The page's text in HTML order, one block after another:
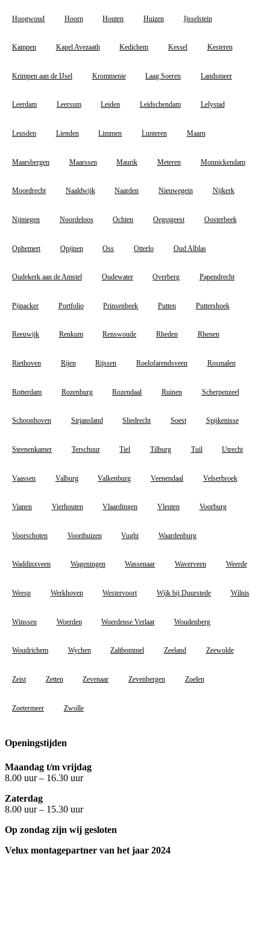
Hoogwoud Hoorn Houten Huizen Ijsselstein
Kampen Kapel Avezaath Kedichem Kessel Kesteren
Krimpen aan de IJsel Krommenie Laag Soeren Landsmeer
Leerdam Leersum Leiden Leidschendam Lelystad
Leusden Lienden Limmen Lunteren Maarn
Maarsbergen Maarssen Maurik Meteren Monnickendam
Moordrecht Naaldwijk Naarden Nieuwegein Nijkerk
Nijmegen Noordeloos Ochten Oegstgeest Oosterbeek
Ophemert Opijnen Oss Otterlo Oud Alblas
Oudekerk aan de Amstel Oudewater Overberg Papendrecht
Pijnacker Portfolio Prinsenbeek Putten Puttershoek
Reeuwijk Renkum Renswoude Rheden Rhenen
Riethoven Rijen Rijssen Roelofarendsveen Rosmalen
Rotterdam Rozenburg Rozendaal Ruinen Scherpenzeel
Schoonhoven Sirjansland Sliedrecht Soest Spijkenisse
Steenenkamer Terschuur Tiel Tilburg Tuil Utrecht
Vaassen Valburg Valkenburg Veenendaal Velserbroek
Vianen Vierhouten Vlaardingen Vleuten Voorburg
Voorschoten Voorthuizen Vught Waardenburg
Waddinxveen Wageningen Wassenaar Waverveen Weerde
Weesp Werkhoven Westervoort Wijk bij Duurstede Wilnis
Winssen Woerden Woerdense Verlaat Woudenberg
Woudrichem Wychen Zaltbommel Zeeland Zeewolde
Zeist Zetten Zevenaar Zevenbergen Zoelen
Zoetermeer Zwolle
Openingstijden
Maandag t/m vrijdag
8.00 uur – 16.30 uur
Zaterdag
8.00 uur – 15.30 uur
Op zondag zijn wij gesloten
Velux montagepartner van het jaar 2024